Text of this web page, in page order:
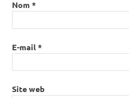
Nom *
E-mail*
Site web